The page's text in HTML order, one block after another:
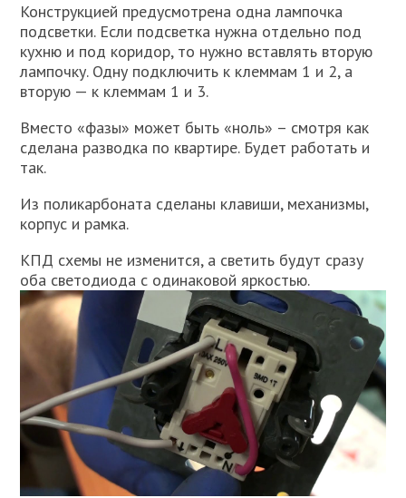
Конструкцией предусмотрена одна лампочка
подсветки. Если подсветка нужна отдельно под
кухню и под коридор, то нужно вставлять вторую
лампочку. Одну подключить к клеммам 1 и 2, а
вторую — к клеммам 1 и 3.
Вместо «фазы» может быть «ноль» – смотря как
сделана разводка по квартире. Будет работать и
так.
Из поликарбоната сделаны клавиши, механизмы,
корпус и рамка.
КПД схемы не изменится, а светить будут сразу
оба светодиода с одинаковой яркостью.